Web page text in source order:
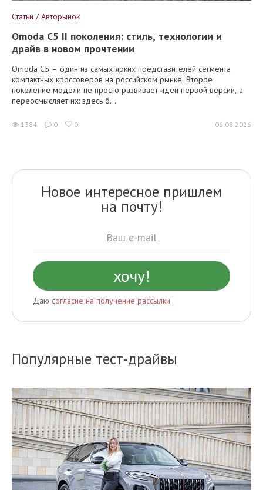
Статьи / Авторынок
Omoda C5 II поколения: стиль, технологии и
драйв в новом прочтении
Omoda C5 – один из самых ярких представителей сегмента
компактных кроссоверов на российском рынке. Второе
поколение модели не просто развивает идеи первой версии, а
переосмысляет их: здесь б...
1384 0 0 06.08.2026
Новое интересное пришлем
на почту!
Даю согласие на получение рассылки
Популярные тест-драйвы